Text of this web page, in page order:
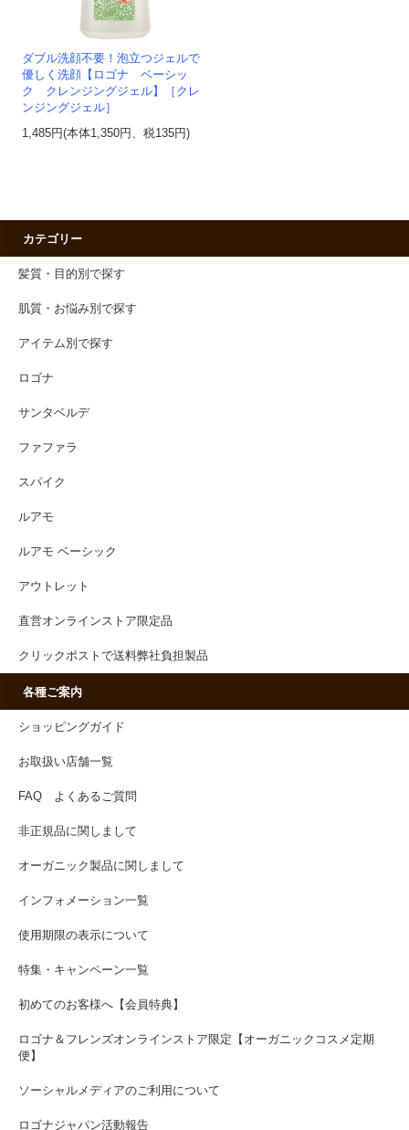
ダブル洗顔不要！泡立つジェルで
優しく洗顔【ロゴナ ベーシッ
ク クレンジングジェル】［クレ
ンジングジェル］
1,485円(本体1,350円、税135円)
カテゴリー
髪質・目的別で探す
肌質・お悩み別で探す
アイテム別で探す
ロゴナ
サンタベルデ
ファファラ
スパイク
ルアモ
ルアモ ベーシック
アウトレット
直営オンラインストア限定品
クリックポストで送料弊社負担製品
各種ご案内
ショッピングガイド
お取扱い店舗一覧
FAQ よくあるご質問
非正規品に関しまして
オーガニック製品に関しまして
インフォメーション一覧
使用期限の表示について
特集・キャンペーン一覧
初めてのお客様へ【会員特典】
ロゴナ＆フレンズオンラインストア限定【オーガニックコスメ定期
便】
ソーシャルメディアのご利用について
ロゴナジャパン活動報告